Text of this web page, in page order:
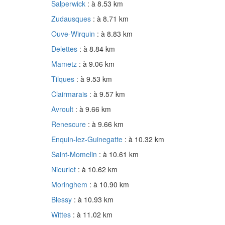
Salperwick : à 8.53 km
Zudausques : à 8.71 km
Ouve-Wirquin : à 8.83 km
Delettes : à 8.84 km
Mametz : à 9.06 km
Tilques : à 9.53 km
Clairmarais : à 9.57 km
Avroult : à 9.66 km
Renescure : à 9.66 km
Enquin-lez-Guinegatte : à 10.32 km
Saint-Momelin : à 10.61 km
Nieurlet : à 10.62 km
Moringhem : à 10.90 km
Blessy : à 10.93 km
Wittes : à 11.02 km